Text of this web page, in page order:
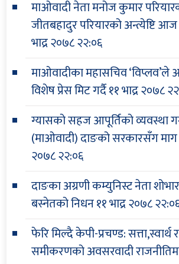
माओवादी नेता मनोज कुमार
जीतबहादुर परियारको अन्त्येष्टि
भाद्र २०७८ २२:०६
माओवादीका महासचिव
विशेष प्रेस मिट गर्दै११ भाद्र २०७८
ग्यासको सहज आपूर्तिको व्यवस्था
(माओवादी) दाङको सरकारसँग माग
२०७८ २२:०६
दाङका अग्रणी कम्युनिस्ट नेता
बस्नेतको निधन११ भाद्र २०७८
फेरि मिल्दै केपी-प्रचण्ड: सत्ता,स्वार्थ र
समीकरणको अवसरवादी